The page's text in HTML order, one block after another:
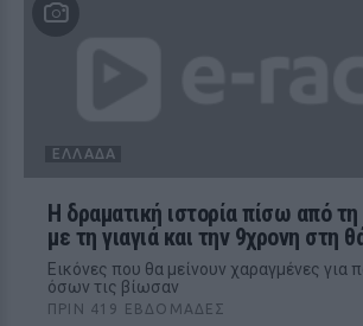
ΕΛΛΆΔΑ
Η δραματική ιστορία πίσω από
με τη γιαγιά και την 9χρονη στη
Εικόνες που θα μείνουν χαραγμένες για
όσων τις βίωσαν
ΠΡΙΝ 419 ΕΒΔΟΜΆΔΕΣ